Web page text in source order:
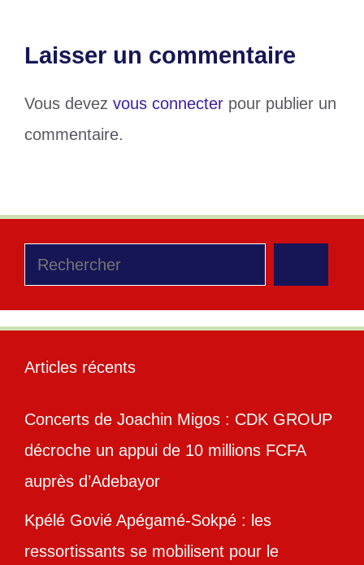
Laisser un commentaire
Vous devez vous connecter pour publier un
commentaire.
Rechercher
Articles récents
Concerts de Joachin Migos : CDK GROUP
décroche un appui de 10 millions FCFA
auprès d’Adebayor
Kpélé Govié Apégamé-Sokpé : les
ressortissants se mobilisent pour le